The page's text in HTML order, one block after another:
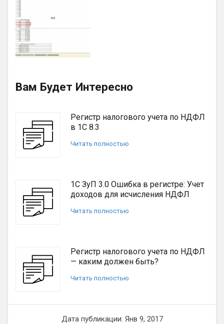
Вам Будет Интересно
Регистр налогового учета по НДФЛ
в 1С 8.3
Читать полностью
1С ЗуП 3.0 Ошибка в регистре: Учет
доходов для исчисления НДФЛ
Читать полностью
Регистр налогового учета по НДФЛ
— каким должен быть?
Читать полностью
Дата публикации: Янв 9, 2017